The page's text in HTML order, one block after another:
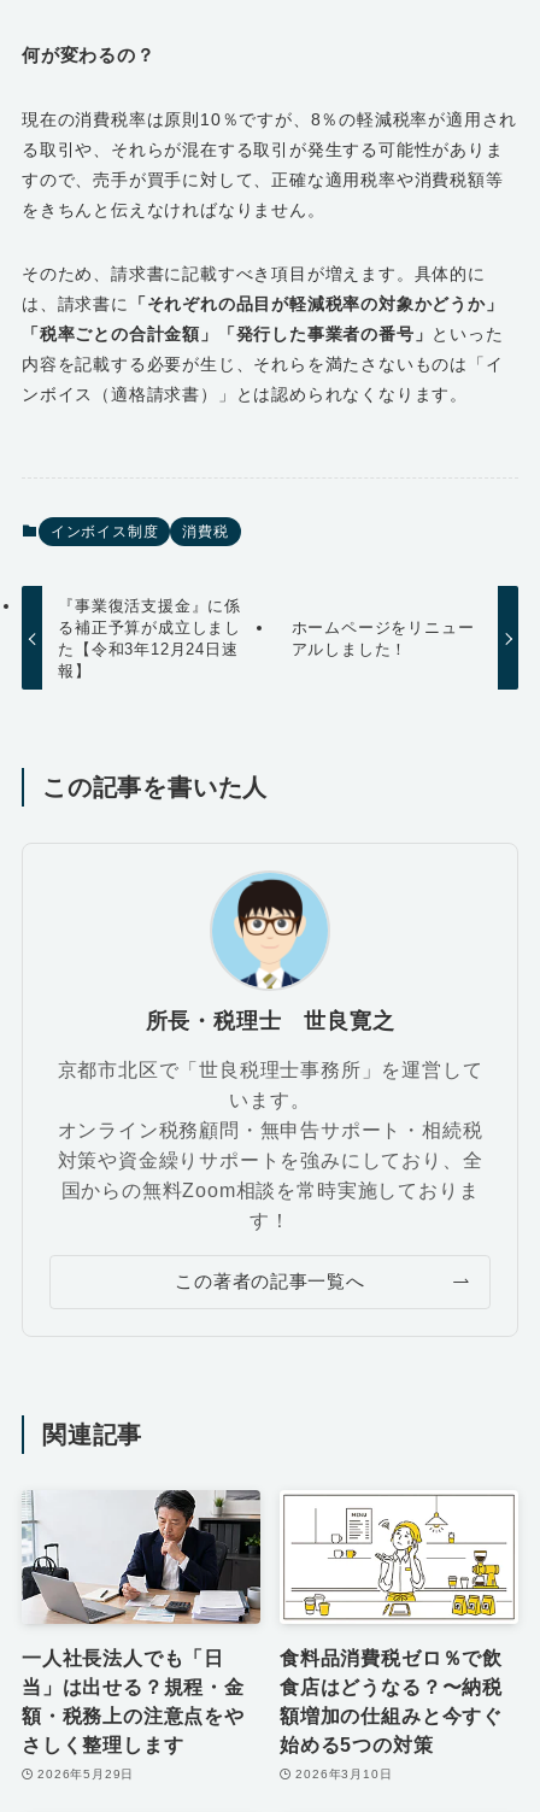
何が変わるの？
現在の消費税率は原則10％ですが、8％の軽減税率が適用され
る取引や、それらが混在する取引が発生する可能性がありま
すので、売手が買手に対して、正確な適用税率や消費税額等
をきちんと伝えなければなりません。
そのため、請求書に記載すべき項目が増えます。具体的に
は、請求書に
「それぞれの品目が軽減税率の対象かどうか」
「税率ごとの合計金額」「発行した事業者の番号」 といった
内容を記載する必要が生じ、それらを満たさないものは「イ
ンボイス（適格請求書）」とは認められなくなります。
インボイス制度 消費税
『事業復活支援金』に係
る補正予算が成立しまし
た【令和3年12月24日速
報】
ホームページをリニュー
アルしました！
この記事を書いた人
所長・税理士 世良寛之
京都市北区で「世良税理士事務所」を運営して
います。
オンライン税務顧問・無申告サポート・相続税
対策や資金繰りサポートを強みにしており、全
国からの無料Zoom相談を常時実施しておりま
す！
この著者の記事一覧へ
関連記事
一人社長法人でも「日
当」は出せる？規程・金
額・税務上の注意点をや
さしく整理します
2026年5月29日
食料品消費税ゼロ％で飲
食店はどうなる？〜納税
額増加の仕組みと今すぐ
始める5つの対策
2026年3月10日